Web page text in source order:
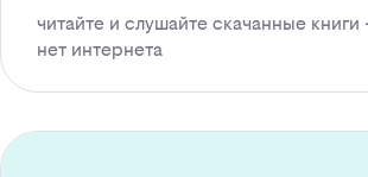
читайте и слушайте скачанные
нет интернета